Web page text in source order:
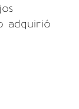
adquirió